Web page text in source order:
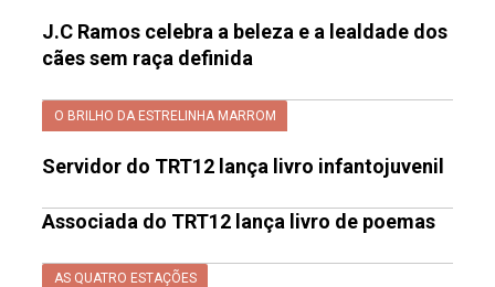
J.C Ramos celebra a beleza e a lealdade dos
cães sem raça definida
O BRILHO DA ESTRELINHA MARROM
Servidor do TRT12 lança livro infantojuvenil
Associada do TRT12 lança livro de poemas
AS QUATRO ESTAÇÕES